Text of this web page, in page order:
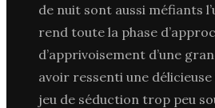
de nuit sont aussi méfiants
rend toute la phase
d’apprivoisement d’une
avoir ressenti une
jeu de séduction trop peu